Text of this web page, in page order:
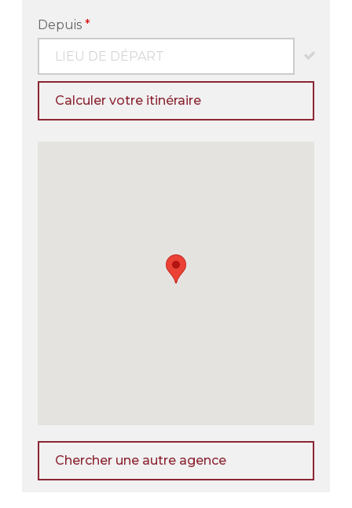
Depuis*
Calculer votre itinéraire
Chercher une autre agence